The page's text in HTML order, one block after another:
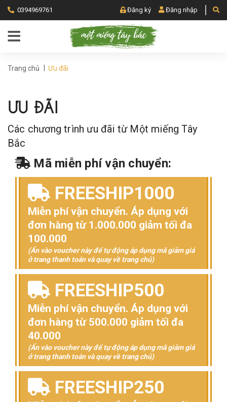
0394969761 Đăng ký Đăng nhập
Trang chủ Ưu đãi
ƯU ĐÃI
Các chương trình ưu đãi từ Một miếng Tây
Bắc
Mã miễn phí vận chuyển:
FREESHIP1000
Miễn phí vận chuyển. Áp dụng với
đơn hàng từ 1.000.000 giảm tối đa
100.000
(Ấn vào voucher này để tự động áp dụng mã giảm giá
ở trang thanh toán và quay về trang chủ)
FREESHIP500
Miễn phí vận chuyển. Áp dụng với
đơn hàng từ 500.000 giảm tối đa
40.000
(Ấn vào voucher này để tự động áp dụng mã giảm giá
ở trang thanh toán và quay về trang chủ)
FREESHIP250